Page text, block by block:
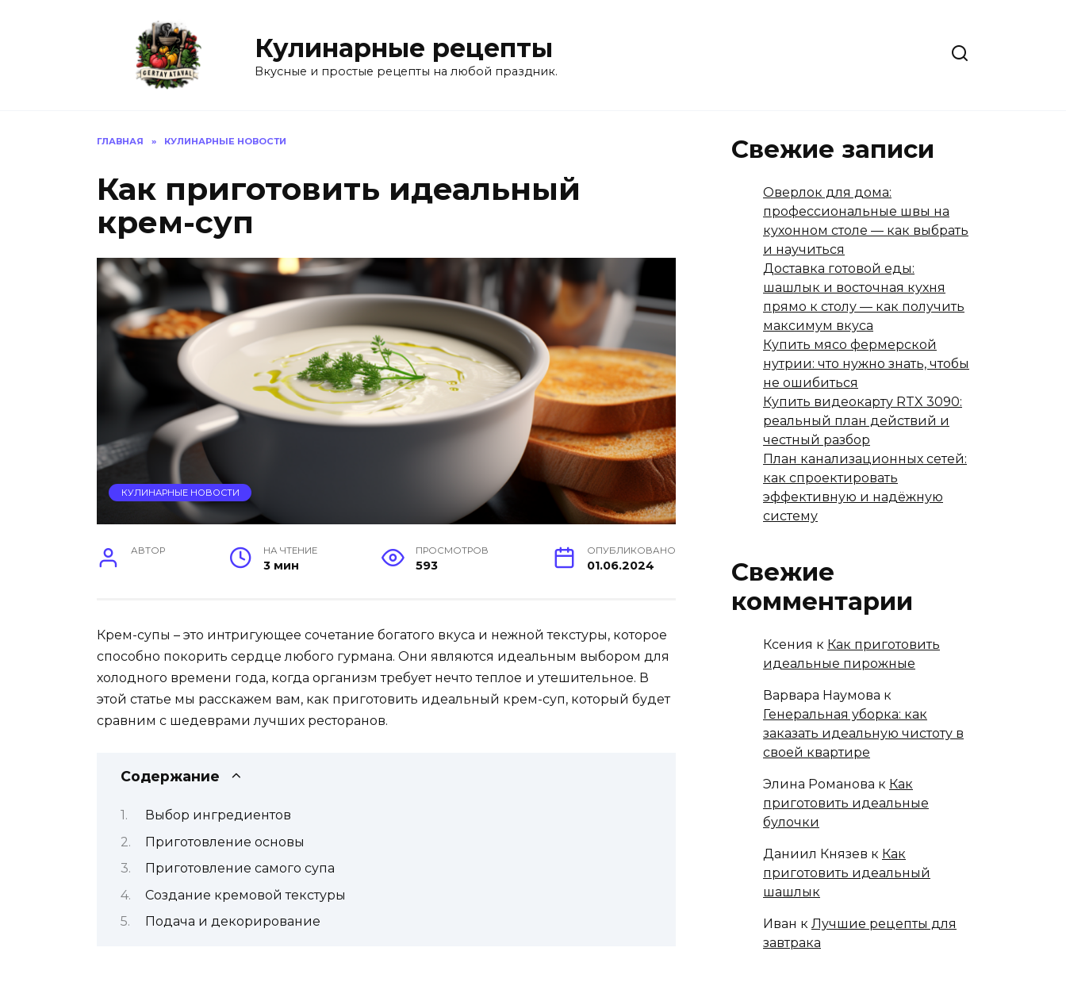
Кулинарные рецепты
Вкусные и простые рецепты на любой праздник.
ГЛАВНАЯ » КУЛИНАРНЫЕ НОВОСТИ
Как приготовить идеальный
крем-суп
КУЛИНАРНЫЕ НОВОСТИ
АВТОР НА ЧТЕНИЕ
3 мин
ПРОСМОТРОВ
593
ОПУБЛИКОВАНО
01.06.2024
Крем-супы – это интригующее сочетание богатого вкуса и нежной текстуры, которое
способно покорить сердце любого гурмана. Они являются идеальным выбором для
холодного времени года, когда организм требует нечто теплое и утешительное. В
этой статье мы расскажем вам, как приготовить идеальный крем-суп, который будет
сравним с шедеврами лучших ресторанов.
Содержание
Выбор ингредиентов
Приготовление основы
Приготовление самого супа
Создание кремовой текстуры
Подача и декорирование
Свежие записи
Оверлок для дома:
профессиональные швы на
кухонном столе — как выбрать
и научиться
Доставка готовой еды:
шашлык и восточная кухня
прямо к столу — как получить
максимум вкуса
Купить мясо фермерской
нутрии: что нужно знать, чтобы
не ошибиться
Купить видеокарту RTX 3090:
реальный план действий и
честный разбор
План канализационных сетей:
как спроектировать
эффективную и надёжную
систему
Свежие
комментарии
Ксения к Как приготовить
идеальные пирожные
Варвара Наумова к
Генеральная уборка: как
заказать идеальную чистоту в
своей квартире
Элина Романова к Как
приготовить идеальные
булочки
Даниил Князев к Как
приготовить идеальный
шашлык
Иван к Лучшие рецепты для
завтрака